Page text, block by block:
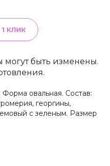
КЛИК
быть изменены.
овальная. Состав:
георгины,
с зеленым. Размер